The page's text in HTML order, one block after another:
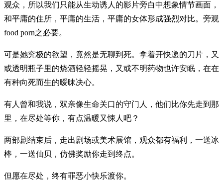
观众，所以我们只能从生动诱人的影片旁白中想象情节画面，
和平庸的住所，平庸的生活，平庸的女体形成强烈对比。旁观
food porn之必要。
可是她究极的欲望，竟然是无聊到死。拿着开快递的刀片，又
或透明瓶子里的烧酒轻轻摇晃，又或不明药物也许安眠，在在
有种向死而生的暧昧决心。
有人曾和我说，双亲像生命关口的守门人，他们比你先走到那
里，在尽处等你，有点温暖又悚人吧？
两部剧结束后，走出剧场或美术展馆，观众都有福利，一送冰
棒，一送仙贝，仿佛奖励你走到终点。
但愿在尽处，终有罪恶小快乐渡你。